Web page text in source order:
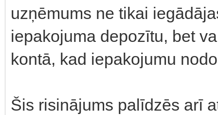
uzņēmums ne tikai
iepakojuma depozītu, bet
kontā, kad iepakojumu
Šis risinājums palīdzēs arī